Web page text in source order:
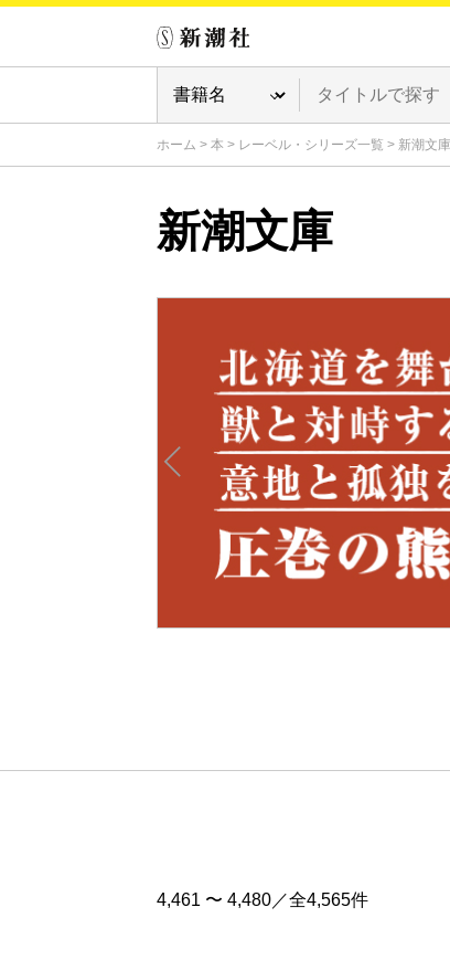
ホーム > 本 > レーベル・シリーズ一覧 > 新潮文庫
新潮文庫
4,461 〜 4,480／全4,565件